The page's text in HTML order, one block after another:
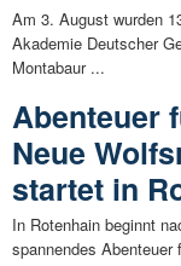
Am 3. August wurden
Akademie Deutscher
Montabaur ...
Abenteuer
Neue
startet in
In Rotenhain beginnt
spannendes